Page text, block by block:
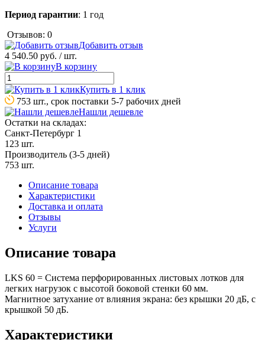
Период гарантии: 1 год
Отзывов: 0
Добавить отзыв
4 540.50 руб. / шт.
В корзину
Купить в 1 клик
753 шт., срок поставки 5-7 рабочих дней
Нашли дешевле
Остатки на складах:
Санкт-Петербург 1
123 шт.
Производитель (3-5 дней)
753 шт.
Описание товара
Характеристики
Доставка и оплата
Отзывы
Услуги
Описание товара
LKS 60 = Система перфорированных листовых лотков для
легких нагрузок с высотой боковой стенки 60 мм.
Магнитное затухание от влияния экрана: без крышки 20 дБ, с
крышкой 50 дБ.
Характеристики